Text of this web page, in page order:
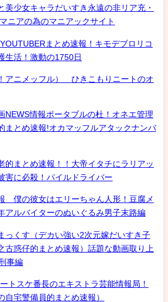
美少女キャラだいすき永遠の非リア充・
ニアの為のマニアックサイト
まとめ速報！キモデブロリコ
生活！激動の1750日
アニメッフル） ひきこもりニートのオ
NEWS情報ポータブルの杜！オネエ管理
まとめ速報!オカマッフルアタックナンバ
的まとめ速報！！大帝イタチにラリアッ
害に必殺！パイルドライバー
僕の彼女はエリーちゃん人形！豆腐メ
アルバイターのぬいぐるみ男子末路編
っくす（デカい強い2次元嫁だいすき子
古惑仔的まとめ速報）話題な動画取り上
事編
トスケ番長のエキストラ芸能情報局！
自宅警備員的まとめ速報）